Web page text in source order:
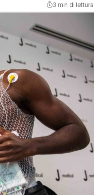
3 min di lettura